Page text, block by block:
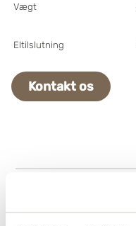
Vægt
Eltilslutning
Kontakt os